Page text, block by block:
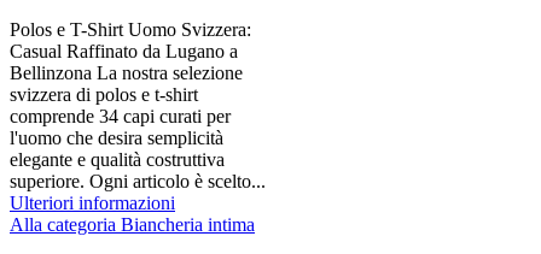
Polos e T-Shirt Uomo Svizzera:
Casual Raffinato da Lugano a
Bellinzona La nostra selezione
svizzera di polos e t-shirt
comprende 34 capi curati per
l'uomo che desira semplicità
elegante e qualità costruttiva
superiore. Ogni articolo è scelto...
Ulteriori informazioni
Alla categoria Biancheria intima